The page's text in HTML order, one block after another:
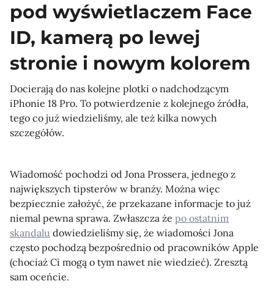
pod wyświetlaczem Face
ID, kamerą po lewej
stronie i nowym kolorem
Docierają do nas kolejne plotki o nadchodzącym
iPhonie 18 Pro. To potwierdzenie z kolejnego źródła,
tego co już wiedzieliśmy, ale też kilka nowych
szczegółów.
Wiadomość pochodzi od Jona Prossera, jednego z
największych tipsterów w branży. Można więc
bezpiecznie założyć, że przekazane informacje to już
niemal pewna sprawa. Zwłaszcza że po ostatnim
skandalu dowiedzieliśmy się, że wiadomości Jona
często pochodzą bezpośrednio od pracowników Apple
(chociaż Ci mogą o tym nawet nie wiedzieć). Zresztą
sam oceńcie.